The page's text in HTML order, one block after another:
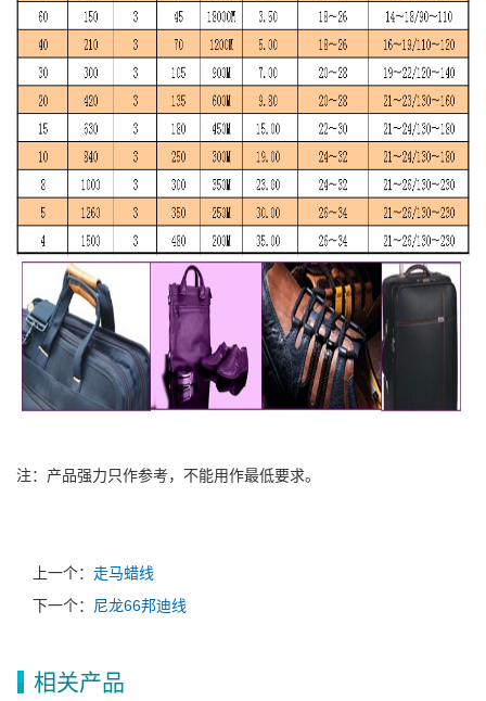
注：产品强力只作参考，不能用作最低要求。
上一个： 走马蜡线
下一个： 尼龙66邦迪线
相关产品